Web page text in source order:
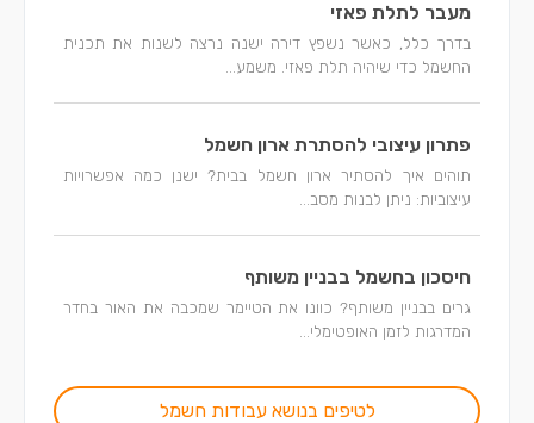
מעבר לתלת פאזי
בדרך כלל, כאשר נשפץ דירה ישנה נרצה לשנות את תכנית
החשמל כדי שיהיה תלת פאזי. משמע...
פתרון עיצובי להסתרת ארון חשמל
תוהים איך להסתיר ארון חשמל בבית? ישנן כמה אפשרויות
עיצוביות: ניתן לבנות מסב...
חיסכון בחשמל בבניין משותף
גרים בבניין משותף? כוונו את הטיימר שמכבה את האור בחדר
המדרגות לזמן האופטימלי...
לטיפים בנושא עבודות חשמל